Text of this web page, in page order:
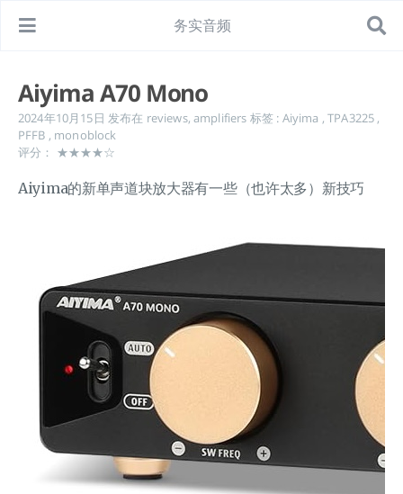
务实音频
Aiyima A70 Mono
2024年10月15日 发布在 reviews,amplifiers 标签 : Aiyima ,TPA3225 ,
PFFB , monoblock
评分： ★★★★☆
Aiyima的新单声道块放大器有一些（也许太多）新技巧